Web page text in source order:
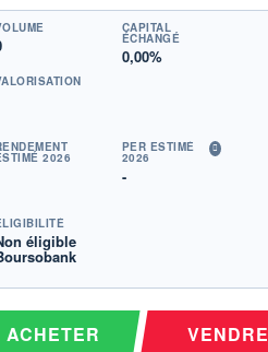
CAPITAL
ÉCHANGÉ
0,00%
2026
PER ESTIMÉ
2026
-
éligible
ACHETER VENDRE